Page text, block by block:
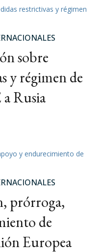
sobre
y régimen de
a Rusia
prórroga,
de
Europea